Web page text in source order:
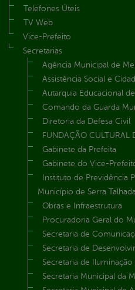
Telefones Úteis
TV Web
Vice-Prefeito
Secretarias
Agência Municipal de
Assistência Social e
Autarquia Educacional
Comando da Guarda
Diretoria da Defesa Civil
FUNDAÇÃO CULTURAL
Gabinete da Prefeita
Gabinete do Vice-
Instituto de Previdência
Município de Serra
Obras e Infraestrutura
Procuradoria Geral do
Secretaria de
Secretaria de
Secretaria de
Secretaria Municipal da